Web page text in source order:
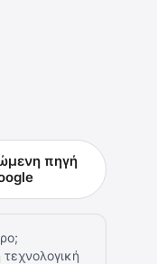
πηγή